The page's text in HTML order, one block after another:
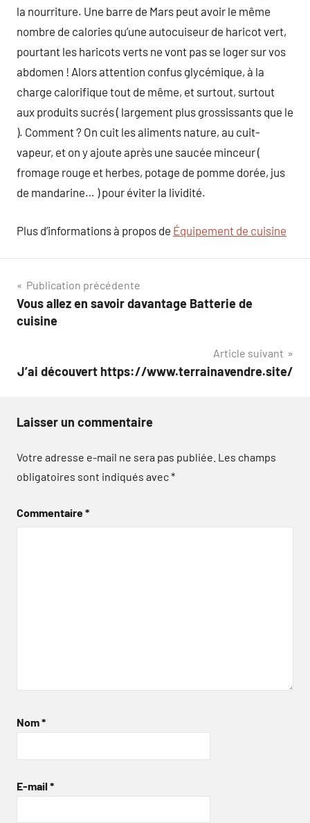
la nourriture. Une barre de Mars peut avoir le même
nombre de calories qu’une autocuiseur de haricot vert,
pourtant les haricots verts ne vont pas se loger sur vos
abdomen ! Alors attention confus glycémique, à la
charge calorifique tout de même, et surtout, surtout
aux produits sucrés ( largement plus grossissants que le
). Comment ? On cuit les aliments nature, au cuit-
vapeur, et on y ajoute après une saucée minceur (
fromage rouge et herbes, potage de pomme dorée, jus
de mandarine… ) pour éviter la lividité.
Plus d’informations à propos de Équipement de cuisine
Navigation
de
Publication précédente
Vous allez en savoir davantage Batterie de
cuisine
Article suivant
J’ai découvert https://www.terrainavendre.site/
Laisser un commentaire
Votre adresse e-mail ne sera pas publiée. Les champs
obligatoires sont indiqués avec*
Commentaire*
Nom*
E-mail *